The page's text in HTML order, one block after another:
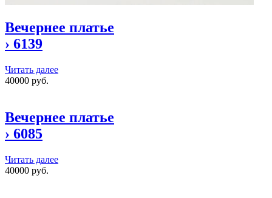
Вечернее платье
› 6139
Читать далее
40000 руб.
Вечернее платье
› 6085
Читать далее
40000 руб.